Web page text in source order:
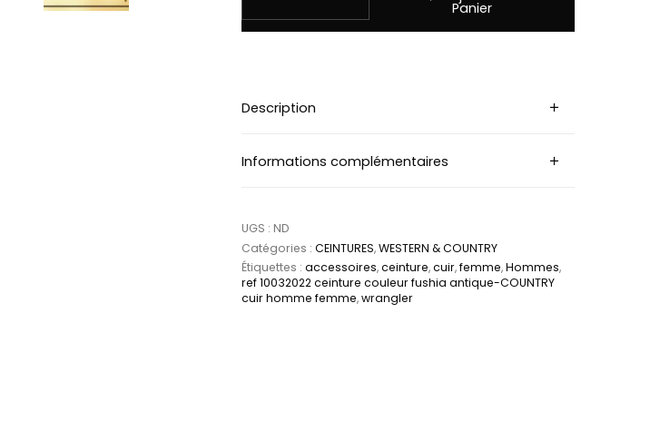
Panier
Description
Informations complémentaires
UGS : ND
Catégories : CEINTURES,WESTERN & COUNTRY
Étiquettes : accessoires,ceinture,cuir,femme,Hommes,
ref 10032022 ceinture couleur fushia antique-COUNTRY
cuir homme femme,wrangler